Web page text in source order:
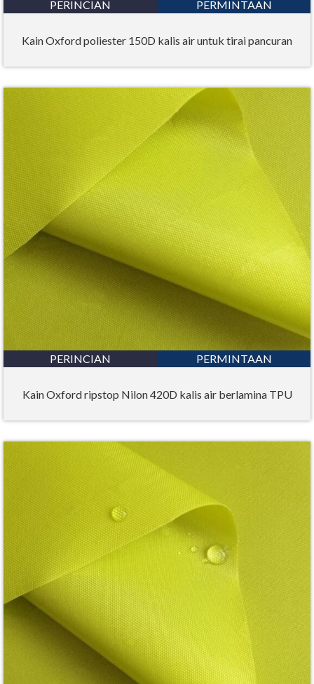
PERINCIAN PERMINTAAN
Kain Oxford poliester 150D kalis air untuk tirai pancuran
PERINCIAN PERMINTAAN
Kain Oxford ripstop Nilon 420D kalis air berlamina TPU